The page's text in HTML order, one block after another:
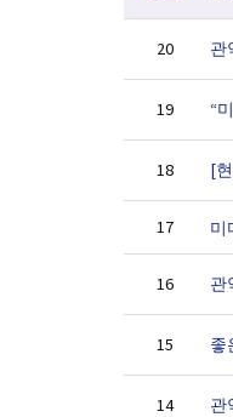
20 관
19
18 [
17 미
16 관
15 좋
14 관